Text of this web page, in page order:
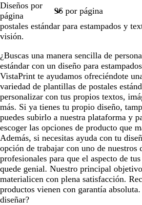
Diseños por
página
postales estándar para estampados y
visión.
¿Buscas una manera sencilla de
estándar con un diseño para
VistaPrint te ayudamos ofreciéndote
variedad de plantillas de postales
personalizar con tus propios textos,
más. Si ya tienes tu propio diseño,
puedes subirlo a nuestra plataforma y
escoger las opciones de producto que
Además, si necesitas ayuda con tu
opción de trabajar con uno de nuestros
profesionales para que el aspecto de
quede genial. Nuestro principal
materialicen con plena satisfacción.
productos vienen con garantía absoluta.
diseñar?